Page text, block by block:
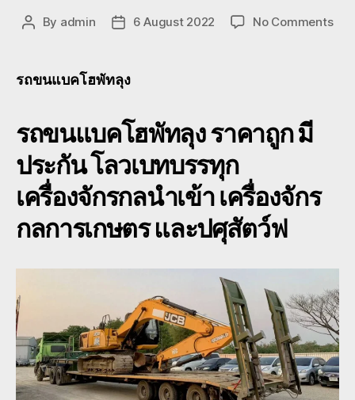
Post
By admin
Post6 August 2022 No Commentson
รถขนแบคโฮพัทลุง
รถขนแบคโฮพัทลุง ราคาถูก มี
ประกัน โลวเบทบรรทุก
เครื่องจักรกลนำเข้า เครื่องจักร
กลการเกษตร และปศุสัตว์ฟ